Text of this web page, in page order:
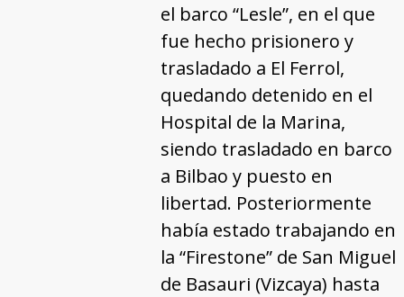
el barco “Lesle”, en el que
fue hecho prisionero y
trasladado a El Ferrol,
quedando detenido en el
Hospital de la Marina,
siendo trasladado en barco
a Bilbao y puesto en
libertad. Posteriormente
había estado trabajando en
la “Firestone” de San Miguel
de Basauri (Vizcaya) hasta